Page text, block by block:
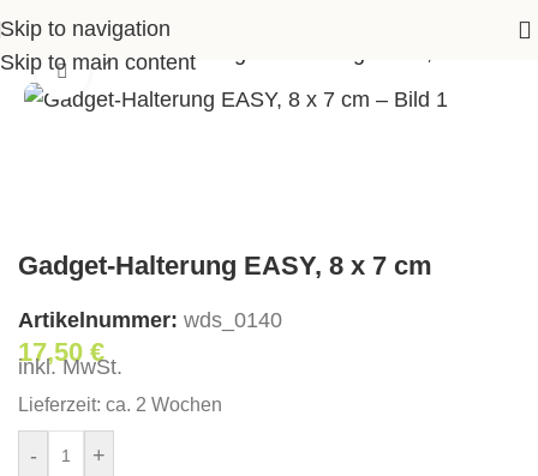
Skip to navigation
Skip to main content
>Handyhalter>Gadget-Halterung EASY, 8 x 7 cm
Klick zum Vergrößern
Gadget-Halterung EASY, 8 x 7 cm
Artikelnummer: wds_0140
17,50 €
inkl. MwSt.
Lieferzeit: ca. 2 Wochen
- +